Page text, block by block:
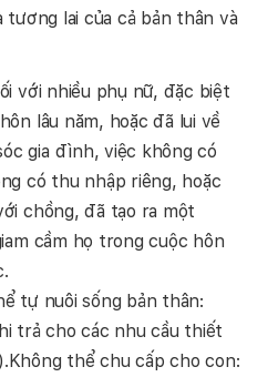
lai của cả bản thân và
với nhiều phụ nữ, đặc biệt
lâu năm, hoặc đã lui về
gia đình, việc không có
có thu nhập riêng, hoặc
chồng, đã tạo ra một
cầm họ trong cuộc hôn
tự nuôi sống bản thân:
trả cho các nhu cầu thiết
thể chu cấp cho con: